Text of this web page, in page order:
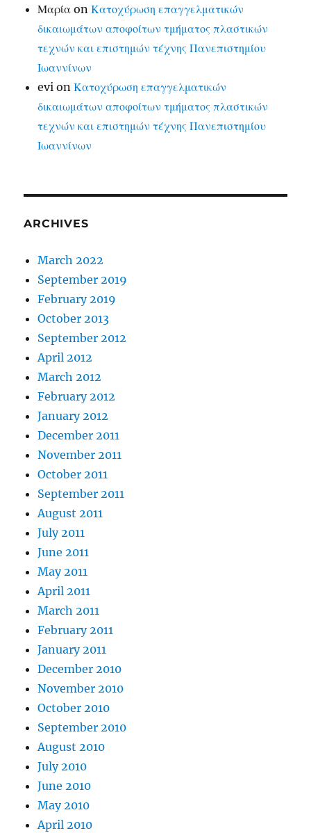
Μαρία onΚατοχύρωση επαγγελματικών
δικαιωμάτων αποφοίτων τμήματος πλαστικών
τεχνών και επιστημών τέχνης Πανεπιστημίου
Ιωαννίνων
evi onΚατοχύρωση επαγγελματικών
δικαιωμάτων αποφοίτων τμήματος πλαστικών
τεχνών και επιστημών τέχνης Πανεπιστημίου
Ιωαννίνων
ARCHIVES
March 2022
September 2019
February 2019
October 2013
September 2012
April 2012
March 2012
February 2012
January 2012
December 2011
November 2011
October 2011
September 2011
August 2011
July 2011
June 2011
May 2011
April 2011
March 2011
February 2011
January 2011
December 2010
November 2010
October 2010
September 2010
August 2010
July 2010
June 2010
May 2010
April 2010